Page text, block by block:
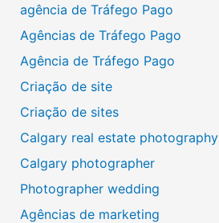
agência de Tráfego Pago
Agências de Tráfego Pago
Agência de Tráfego Pago
Criação de site
Criação de sites
Calgary real estate photography
Calgary photographer
Photographer wedding
Agências de marketing